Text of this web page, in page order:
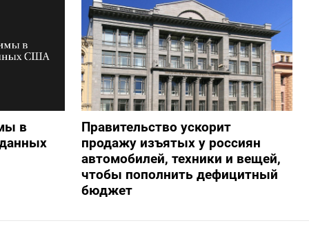
в
Правительство ускорит
продажу изъятых у россиян
автомобилей, техники и вещей,
чтобы пополнить дефицитный
бюджет